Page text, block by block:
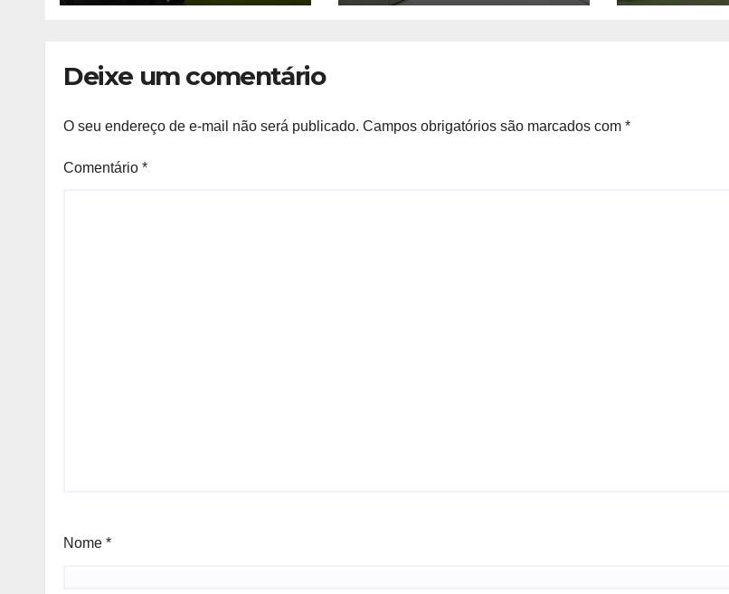
festa com mais de
de 150 vagas
Deixe um comentário
O seu endereço de e-mail não será publicado. Campos obrigatórios são marcados com *
Comentário *
Nome *